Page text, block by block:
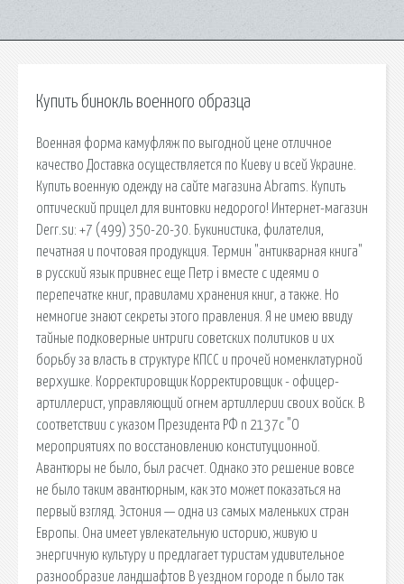
Купить бинокль военного образца
Военная форма камуфляж по выгодной цене отличное
качество Доставка осуществляется по Киеву и всей Украине.
Купить военную одежду на сайте магазина Abrams. Купить
оптический прицел для винтовки недорого! Интернет-магазин
Derr.su: +7 (499) 350-20-30. Букинистика, филателия,
печатная и почтовая продукция. Термин "антикварная книга"
в русский язык привнес еще Петр i вместе с идеями о
перепечатке книг, правилами хранения книг, а также. Но
немногие знают секреты этого правления. Я не имею ввиду
тайные подковерные интриги советских политиков и их
борьбу за власть в структуре КПСС и прочей номенклатурной
верхушке. Корректировщик Корректировщик - офицер-
артиллерист, управляющий огнем артиллерии своих войск. В
соответствии с указом Президента РФ n 2137с "О
мероприятиях по восстановлению конституционной.
Авантюры не было, был расчет. Однако это решение вовсе
не было таким авантюрным, как это может показаться на
первый взгляд. Эстония — одна из самых маленьких стран
Европы. Она имеет увлекательную историю, живую и
энергичную культуру и предлагает туристам удивительное
разнообразие ландшафтов В уездном городе n было так